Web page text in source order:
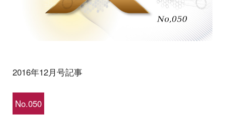
2016年12月号記事
No.050